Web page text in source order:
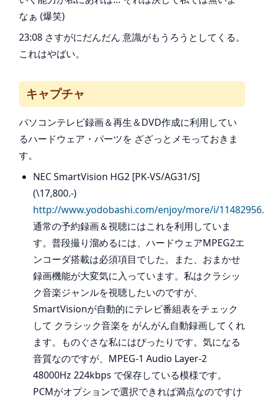
なぁ (爆笑)
23:08 さすがにだんだん 意識がもうろうとしてくる。
これはやばい。
キャプチャ
パソコンテレビ録画＆再生＆DVD作成に利用してい
るハードウェア・パーツを ざざっとメモっておきま
す。
NEC SmartVision HG2 [PK-VS/AG31/S]
(\17,800.-)
http://www.yodobashi.com/enjoy/more/i/
通常の予約録画＆視聴にはこれを利用していま
す。普段撮り溜めるには、ハードウェアMPEG2エ
ンコーダ搭載は必須項目でした。また、おまかせ
録画機能が大変気に入っています。私はクラシッ
ク音楽ジャンルを視聴したいのですが、
SmartVisionが自動的にテレビ番組表をチェック
して クラシック音楽を がんがん自動録画してくれ
ます。ものぐさな私にはぴったりです。気になる
音質なのですが、MPEG-1 Audio Layer-2
48000Hz 224kbps で保存している模様です。
PCMがオプションで選択できれば満点なのですけ